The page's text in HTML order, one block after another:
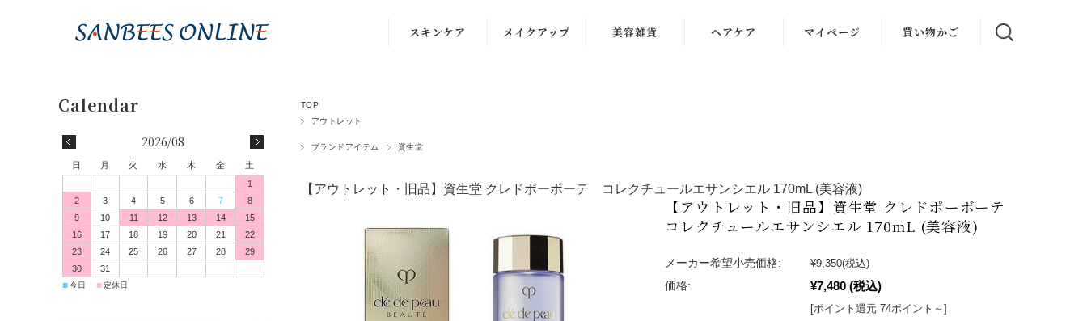
スキンケア
化粧水
乳液
美容液
マスク・パック
メイクアップ
パウダー・チー
リップ・グロス
美容雑貨 ヘアケア マイページ 買い物かご
TOP
アウトレット
ブランドアイテム 資生堂
【アウトレット・旧品】資生堂 クレドポーボーテ コレクチュールエサンシエル 170mL (美容液)
【アウトレット・旧品】資生堂 クレドポーボーテ
コレクチュールエサンシエル 170mL (美容液)
メーカー希望小売価格: ¥9,350(税込)
価格:
¥7,480 (税込)
[ポイント還元 74ポイント～]
2026/08
日 月 火 水 木 金
土
1
2
3 4 5 6 7
8
9
10 11 12 13 14
15
16
17 18 19 20 21
22
23
24 25 26 27 28
29
30
31
■今日 ■定休日